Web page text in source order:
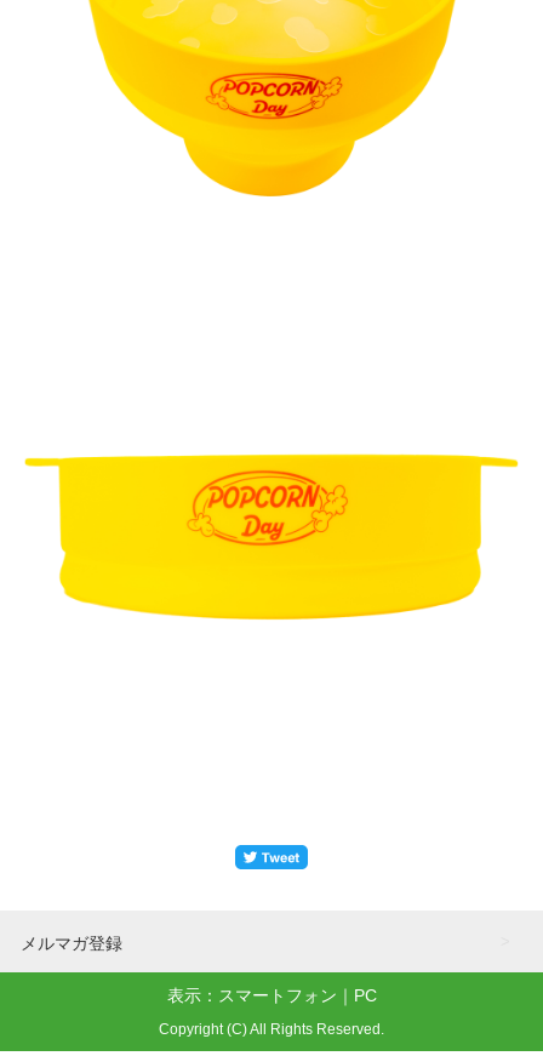
メルマガ登録
表示：スマートフォン｜ PC
Copyright (C) All Rights Reserved.